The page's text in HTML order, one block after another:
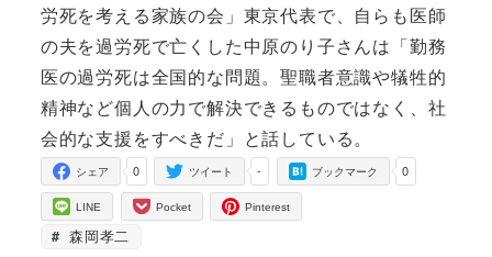
労死を考える家族の会」東京代表で、自らも医師
の夫を過労死で亡くした中原のり子さんは「勤務
医の過労死は全国的な問題。聖職者意識や犠牲的
精神など個人の力で解決できるものではなく、社
会的な支援をすべきだ」と話している。
0
シェア -
ツイート 0
ブックマーク
LINE Pocket Pinterest
森岡孝二